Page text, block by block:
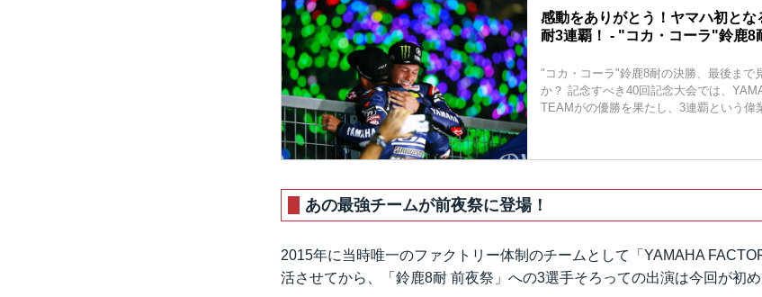
感動をありがとう！ヤマハ初と
耐3連覇！ - "コカ・コーラ"鈴鹿8
"コカ・コーラ"鈴鹿8耐の決勝、最後まで
か？ 記念すべき40回記念大会では、
TEAMがの優勝を果たし、3連覇という偉
あの最強チームが前夜祭に登場！
2015年に当時唯一のファクトリー体制のチームとして「YAMAHA
活させてから、「鈴鹿8耐 前夜祭」への3選手そろっての出演は今回が初め